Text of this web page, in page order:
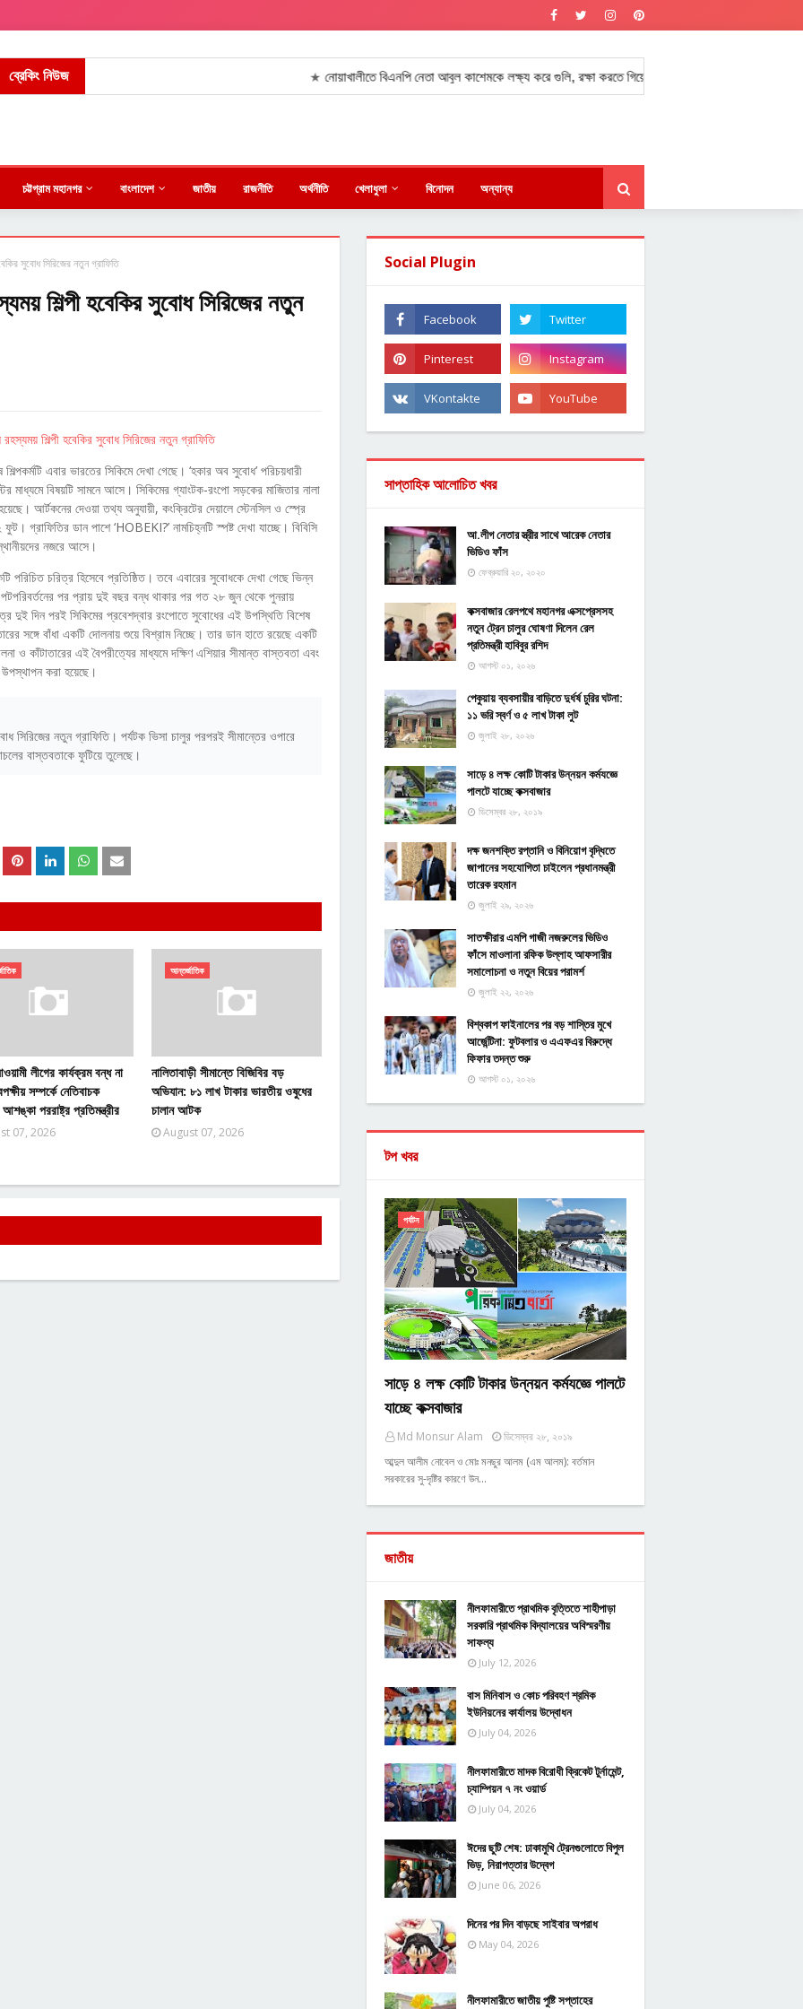
ব্রেকিং নিউজ নোয়াখালীতে বিএনপি নেতা আবুল কাশেমকে লক্ষ্য করে গুলি, রক্ষা করতে গিয়ে সহযোগী গুলিবিদ্ধ।
চট্টগ্রাম মহানগর বাংলাদেশ জাতীয় রাজনীতি অর্থনীতি খেলাধুলা বিনোদন অন্যান্য
সুবোধ সিরিজের নতুন গ্রাফিতি
শিল্পী হবেকির সুবোধ সিরিজের নতুন
এবার ভারতের সিকিমে দেখা গেছে। ‘হকার অব সুবোধ’ পরিচয়ধারী
মাধ্যমে বিষয়টি সামনে আসে। সিকিমের গ্যাংটক-রংপো সড়কের মাজিতার নালা
আর্টকনের দেওয়া তথ্য অনুযায়ী, কংক্রিটের দেয়ালে স্টেনসিল ও স্প্রে
গ্রাফিতির ডান পাশে ‘HOBEKI?’ নামচিহ্নটি স্পষ্ট দেখা যাচ্ছে। বিবিসি
নজরে আসে।
পরিচিত চরিত্র হিসেবে প্রতিষ্ঠিত। তবে এবারের সুবোধকে দেখা গেছে ভিন্ন
পর প্রায় দুই বছর বন্ধ থাকার পর গত ২৮ জুন থেকে পুনরায়
দুই দিন পরই সিকিমের প্রবেশদ্বার রংপোতে সুবোধের এই উপস্থিতি বিশেষ
সঙ্গে বাঁধা একটি দোলনায় শুয়ে বিশ্রাম নিচ্ছে। তার ডান হাতে রয়েছে একটি
ও কাঁটাতারের এই বৈপরীত্যের মাধ্যমে দক্ষিণ এশিয়ার সীমান্ত বাস্তবতা এবং
উপস্থাপন করা হয়েছে।
সিরিজের নতুন গ্রাফিতি। পর্যটক ভিসা চালুর পরপরই সীমান্তের ওপারে
বাস্তবতাকে ফুটিয়ে তুলেছে।
লীগের কার্যক্রম বন্ধ না
সম্পর্কে নেতিবাচক
পররাষ্ট্র প্রতিমন্ত্রীর
07, 2026
আন্তর্জাতিক
নালিতাবাড়ী সীমান্তে বিজিবির বড়
অভিযান: ৮১ লাখ টাকার ভারতীয় ওষুধের
চালান আটক
August 07, 2026
Social Plugin
সাপ্তাহিক আলোচিত খবর
আ.লীগ নেতার স্ত্রীর সাথে আরেক নেতার
ভিডিও ফাঁস
ফেব্রুয়ারি ২০, ২০২০
কক্সবাজার রেলপথে মহানগর এক্সপ্রেসসহ
নতুন ট্রেন চালুর ঘোষণা দিলেন রেল
প্রতিমন্ত্রী হাবিবুর রশিদ
আগস্ট ০১, ২০২৬
পেকুয়ায় ব্যবসায়ীর বাড়িতে দুর্ধর্ষ চুরির ঘটনা:
১১ ভরি স্বর্ণ ও ৫ লাখ টাকা লুট
জুলাই ২৮, ২০২৬
সাড়ে ৪ লক্ষ কোটি টাকার উন্নয়ন কর্মযজ্ঞে
পালটে যাচ্ছে কক্সবাজার
ডিসেম্বর ২৮, ২০১৯
দক্ষ জনশক্তি রপ্তানি ও বিনিয়োগ বৃদ্ধিতে
জাপানের সহযোগিতা চাইলেন প্রধানমন্ত্রী
তারেক রহমান
জুলাই ২৯, ২০২৬
সাতক্ষীরার এমপি গাজী নজরুলের ভিডিও
ফাঁসে মাওলানা রফিক উল্লাহ আফসারীর
সমালোচনা ও নতুন বিয়ের পরামর্শ
জুলাই ২২, ২০২৬
বিশ্বকাপ ফাইনালের পর বড় শাস্তির মুখে
আর্জেন্টিনা: ফুটবলার ও এএফএর বিরুদ্ধে
ফিফার তদন্ত শুরু
আগস্ট ০১, ২০২৬
টপ খবর
পর্যটন
সাড়ে ৪ লক্ষ কোটি টাকার উন্নয়ন কর্মযজ্ঞে পালটে
যাচ্ছে কক্সবাজার
Md Monsur Alam
ডিসেম্বর ২৮, ২০১৯
আব্দুল আলীম নোবেল ও মোঃ মনছুর আলম (এম আলম): বর্তমান
সরকারের সু-দৃষ্টির কারণে উন…
জাতীয়
নীলফামারীতে প্রাথমিক বৃত্তিতে শাহীপাড়া
সরকারি প্রাথমিক বিদ্যালয়ের অবিস্মরণীয়
সাফল্য
July 12, 2026
বাস মিনিবাস ও কোচ পরিবহণ শ্রমিক
ইউনিয়নের কার্যালয় উদ্বোধন
July 04, 2026
নীলফামারীতে মাদক বিরোধী ক্রিকেট টুর্নামেন্ট,
চ্যাম্পিয়ন ৭ নং ওয়ার্ড
July 04, 2026
ঈদের ছুটি শেষ: ঢাকামুখি ট্রেনগুলোতে বিপুল
ভিড়, নিরাপত্তার উদ্বেগ
June 06, 2026
দিনের পর দিন বাড়ছে সাইবার অপরাধ
May 04, 2026
নীলফামারীতে জাতীয় পুষ্টি সপ্তাহের